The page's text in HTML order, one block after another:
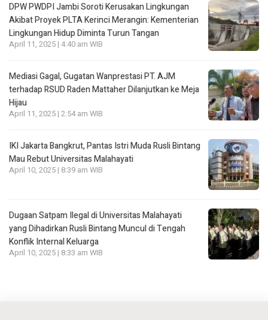
DPW PWDPI Jambi Soroti Kerusakan Lingkungan
Akibat Proyek PLTA Kerinci Merangin: Kementerian
Lingkungan Hidup Diminta Turun Tangan
April 11, 2025 | 4:40 am WIB
Mediasi Gagal, Gugatan Wanprestasi PT. AJM
terhadap RSUD Raden Mattaher Dilanjutkan ke Meja
Hijau
April 11, 2025 | 2:54 am WIB
IKI Jakarta Bangkrut, Pantas Istri Muda Rusli Bintang
Mau Rebut Universitas Malahayati
April 10, 2025 | 8:39 am WIB
Dugaan Satpam Ilegal di Universitas Malahayati
yang Dihadirkan Rusli Bintang Muncul di Tengah
Konflik Internal Keluarga
April 10, 2025 | 8:33 am WIB